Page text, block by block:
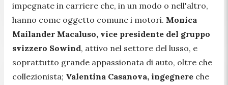
impegnate in carriere che, in un modo o nell'altro,
hanno come oggetto comune i motori. Monica
Mailander Macaluso, vice presidente del gruppo
svizzero Sowind, attivo nel settore del lusso, e
soprattutto grande appassionata di auto, oltre che
collezionista; Valentina Casanova, ingegnere che